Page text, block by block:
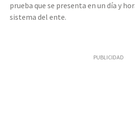
prueba que se presenta en un día y
sistema del ente.
PUBLICIDAD